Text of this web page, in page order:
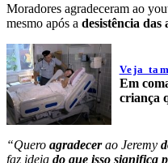
Moradores agradeceram ao
mesmo após a desistência das
Veja
Em
criança
“Quero agradecerao Jeremy
faz ideia do que isso significa